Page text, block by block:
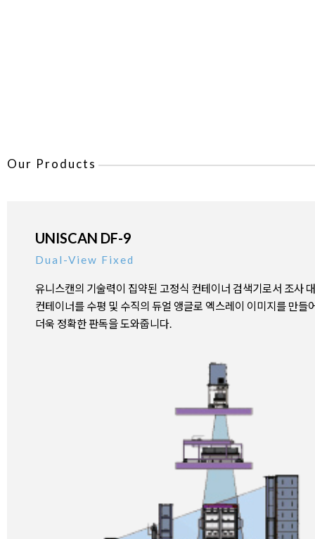
Our Products
UNISCAN DF-9
Dual-View Fixed
유니스캔의 기술력이 집약된 고정식 컨테이너 검색기로서 조사
컨테이너를 수평 및 수직의 듀얼 앵글로 엑스레이 이미지를 만들
더욱 정확한 판독을 도와줍니다.